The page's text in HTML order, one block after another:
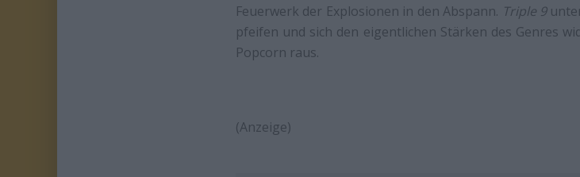
Feuerwerk der Explosionen in den Abspann. Triple 9
pfeifen und sich den eigentlichen Stärken des Genres
Popcorn raus.
(Anzeige)